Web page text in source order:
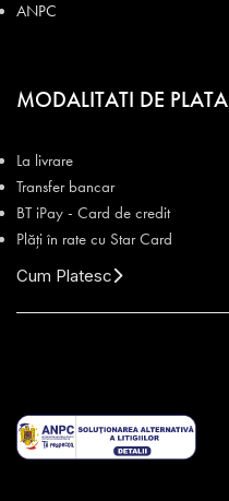
ANPC
MODALITATI DE PLATA
La livrare
Transfer bancar
BT iPay - Card de credit
Plăți în rate cu Star Card
Cum Platesc